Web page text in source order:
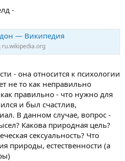
-
— Википедия
ru.wikipedia.org
- она относится к психологии
не то как неправильно
правильно - что нужно для
и был счастлив,
В данном случае, вопрос -
Какова природная цель?
сексуальность? Что
природы, естественности (а